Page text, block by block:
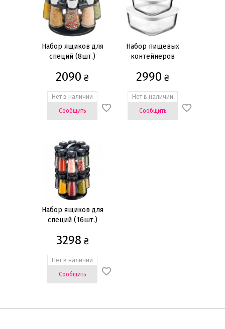
Набор ящиков для
специй (8шт.)
2090 ₴
Нет в наличии
Сообщить
Набор пищевых
контейнеров
2990 ₴
Нет в наличии
Сообщить
Набор ящиков для
специй (16шт.)
3298 ₴
Нет в наличии
Сообщить